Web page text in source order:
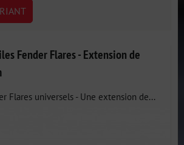
Fender Flares - Extension de
Flares universels - Une extension de...